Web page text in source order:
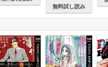
無料試し読み